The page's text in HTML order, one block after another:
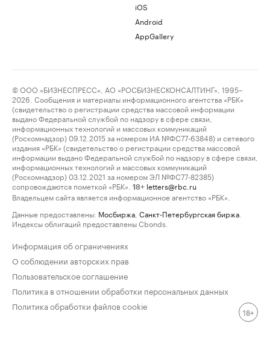
iOS
Android
AppGallery
© ООО «БИЗНЕСПРЕСС», АО «РОСБИЗНЕСКОНСАЛТИНГ», 1995–
2026. Сообщения и материалы информационного агентства «РБК»
(свидетельство о регистрации средства массовой информации
выдано Федеральной службой по надзору в сфере связи,
информационных технологий и массовых коммуникаций
(Роскомнадзор) 09.12.2015 за номером ИА №ФС77-63848) и сетевого
издания «РБК» (свидетельство о регистрации средства массовой
информации выдано Федеральной службой по надзору в сфере связи,
информационных технологий и массовых коммуникаций
(Роскомнадзор) 03.12.2021 за номером ЭЛ №ФС77-82385)
сопровождаются пометкой «РБК».
18+ letters@rbc.ru
Владельцем сайта является информационное агентство «РБК».
Данные предоставлены: Мосбиржа Санкт-Петербургская биржа
Индексы облигаций предоставлены Cbonds.
Информация об ограничениях
О соблюдении авторских прав
Пользовательское соглашение
Политика в отношении обработки персональных данных
Политика обработки файлов cookie
18+